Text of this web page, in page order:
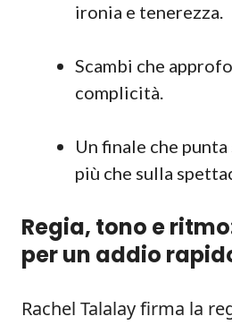
ironia e tenerezza.
Scambi che
complicità.
Un finale che
più che sulla
Regia, tono e
per un addio
Rachel Talalay firma la